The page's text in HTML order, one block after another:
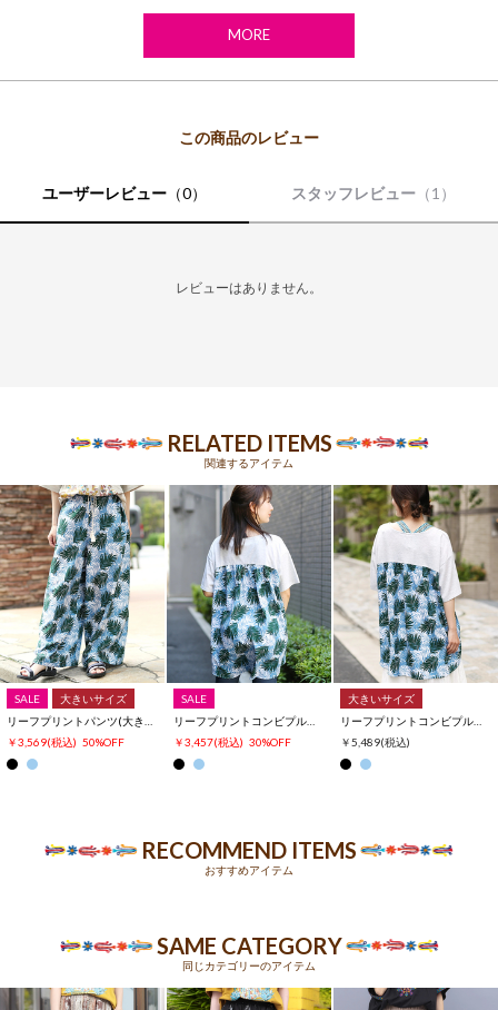
MORE
ユーザーレビュー （0） スタッフレビュー （1）
レビューはありません。
RELATED ITEMS
関連するアイテム
SALE
大きいサイズ
￥3,569(税込) 50%OFF
SALE
リーフプリントコンビプルオーバー
￥3,457(税込) 30%OFF
大きいサイズ
リーフプリントコンビプルオーバー(大きいサイズ)
￥5,489(税込)
RECOMMEND ITEMS
おすすめアイテム
SAME CATEGORY
同じカテゴリーのアイテム